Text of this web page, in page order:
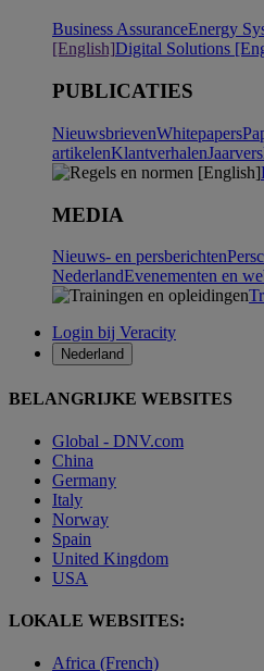
Business AssuranceEnergy
[English]Digital Solutions
PUBLICATIES
NieuwsbrievenWhitepapers
artikelenKlantverhalen
MEDIA
Nieuws- en persberichten
NederlandEvenementen en
Login bij Veracity
Nederland
BELANGRIJKE WEBSITES
Global - DNV.com
China
Germany
Italy
Norway
Spain
United Kingdom
USA
LOKALE WEBSITES:
Africa (French)